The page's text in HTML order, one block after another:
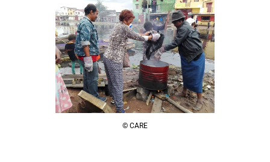
© CARE